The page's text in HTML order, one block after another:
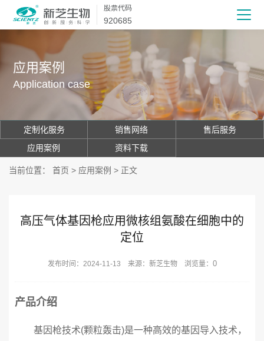
股票代码
920685
应用案例
Application case
定制化服务 销售网络
售后服务
应用案例
资料下载
当前位置： 首页 > 应用案例 > 正文
高压气体基因枪应用微核组氨酸在细胞中的
定位
发布时间：2024-11-13 来源：新芝生物 浏览量： 0
产品介绍
基因枪技术(颗粒轰击)是一种高效的基因导入技术，